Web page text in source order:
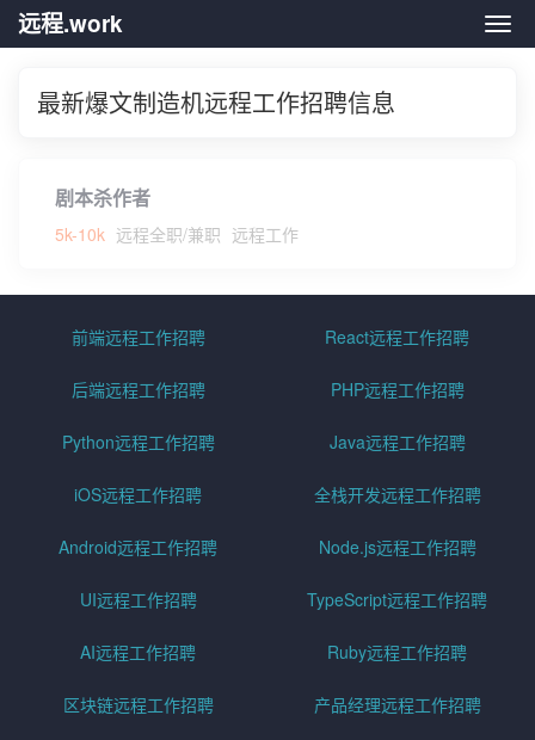
远
远程.work
最新爆文制造机远程工作招聘信息
剧本杀作者
5k-10k 远程全职/兼职 远程工作
前端远程工作招聘 React远程工作招聘
后端远程工作招聘 PHP远程工作招聘
Python远程工作招聘 Java远程工作招聘
iOS远程工作招聘 全栈开发远程工作招聘
Android远程工作招聘 Node.js远程工作招聘
UI远程工作招聘 TypeScript远程工作招聘
AI远程工作招聘 Ruby远程工作招聘
区块链远程工作招聘 产品经理远程工作招聘